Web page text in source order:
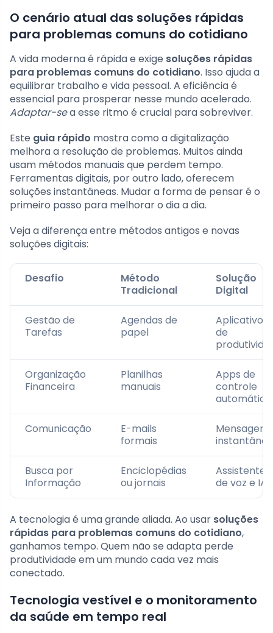
O cenário atual das soluções rápidas
para problemas comuns do cotidiano
A vida moderna é rápida e exige soluções rápidas
para problemas comuns do cotidiano. Isso ajuda a
equilibrar trabalho e vida pessoal. A eficiência é
essencial para prosperar nesse mundo acelerado.
Adaptar-sea esse ritmo é crucial para sobreviver.
Este guia rápido mostra como a digitalização
melhora a resolução de problemas. Muitos ainda
usam métodos manuais que perdem tempo.
Ferramentas digitais, por outro lado, oferecem
soluções instantâneas. Mudar a forma de pensar é o
primeiro passo para melhorar o dia a dia.
Veja a diferença entre métodos antigos e novas
soluções digitais:
Desafio
Método
Tradicional
Solução
Digital
Gestão de
Tarefas
Agendas de
papel
Aplicativos
de
Organização
Financeira
Planilhas
manuais
Apps de
controle
automático
Comunicação
E-mails
formais
Mensagens
Busca por
Informação
Enciclopédias
ou jornais
Assistentes
de voz e IA
A tecnologia é uma grande aliada. Ao usar soluções
rápidas para problemas comuns do cotidiano,
ganhamos tempo. Quem não se adapta perde
produtividade em um mundo cada vez mais
conectado.
Tecnologia vestível e o monitoramento
da saúde em tempo real